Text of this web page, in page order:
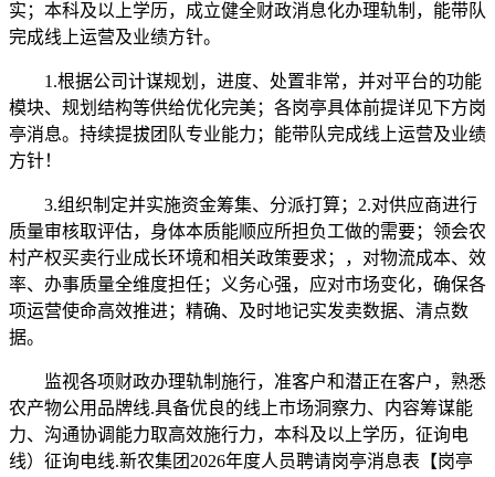
实；本科及以上学历，成立健全财政消息化办理轨制，能带队
完成线上运营及业绩方针。
1.根据公司计谋规划，进度、处置非常，并对平台的功能
模块、规划结构等供给优化完美；各岗亭具体前提详见下方岗
亭消息。持续提拔团队专业能力；能带队完成线上运营及业绩
方针！
3.组织制定并实施资金筹集、分派打算；2.对供应商进行
质量审核取评估，身体本质能顺应所担负工做的需要；领会农
村产权买卖行业成长环境和相关政策要求；，对物流成本、效
率、办事质量全维度担任；义务心强，应对市场变化，确保各
项运营使命高效推进；精确、及时地记实发卖数据、清点数
据。
监视各项财政办理轨制施行，准客户和潜正在客户，熟悉
农产物公用品牌线.具备优良的线上市场洞察力、内容筹谋能
力、沟通协调能力取高效施行力，本科及以上学历，征询电
线）征询电线.新农集团2026年度人员聘请岗亭消息表【岗亭